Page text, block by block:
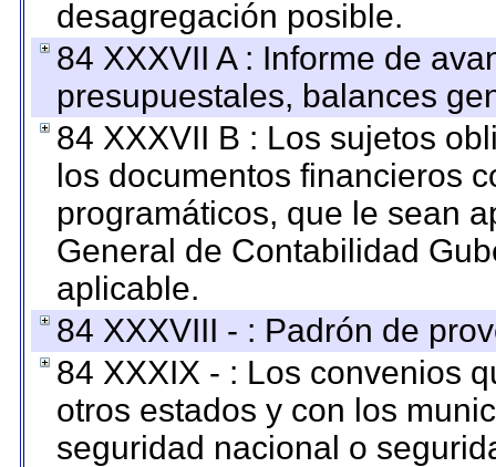
desagregación posible.
84 XXXVII A : Informe de
presupuestales, balances
84 XXXVII B : Los sujetos
los documentos financieros
programáticos, que le sean
General de Contabilidad
aplicable.
84 XXXVIII - : Padrón de
84 XXXIX - : Los convenios
otros estados y con los
seguridad nacional o